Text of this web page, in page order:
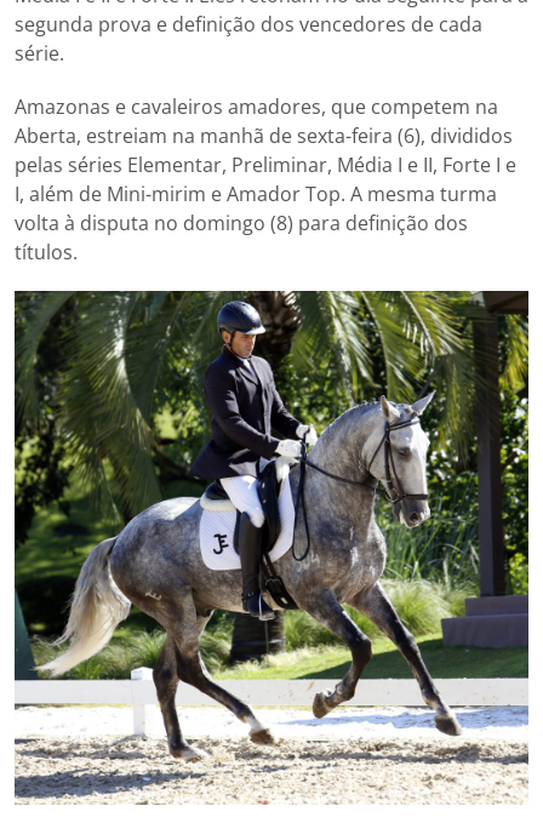
segunda prova e definição dos vencedores de cada
série.
Amazonas e cavaleiros amadores, que competem na
Aberta, estreiam na manhã de sexta-feira (6), divididos
pelas séries Elementar, Preliminar, Média I e II, Forte I e
I, além de Mini-mirim e Amador Top. A mesma turma
volta à disputa no domingo (8) para definição dos
títulos.